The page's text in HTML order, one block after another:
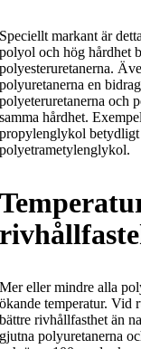
Speciellt markant är
polyol och hög hårdhet
polyesteruretanerna.
polyuretanerna en
polyeteruretanerna och
samma hårdhet.
propylenglykol betydligt
polyetrametylenglykol.
Mer eller mindre alla
ökande temperatur. Vid
bättre rivhållfasthet än
gjutna polyuretanerna